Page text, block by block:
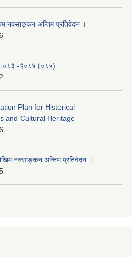
नक्साङ्कन अन्तिम प्रतिवेदन ।
-२०८४।०८५)
Plan for Historical
and Cultural Heritage
नक्साङ्कन अन्तिम प्रतिवेदन ।